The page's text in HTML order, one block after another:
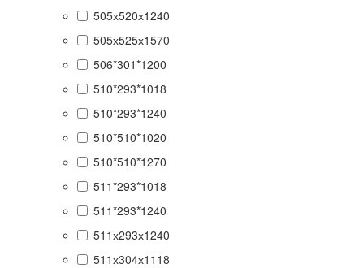
505х520х1240
505х525х1570
506*301*1200
510*293*1018
510*293*1240
510*510*1020
510*510*1270
511*293*1018
511*293*1240
511х293х1240
511х304х1118